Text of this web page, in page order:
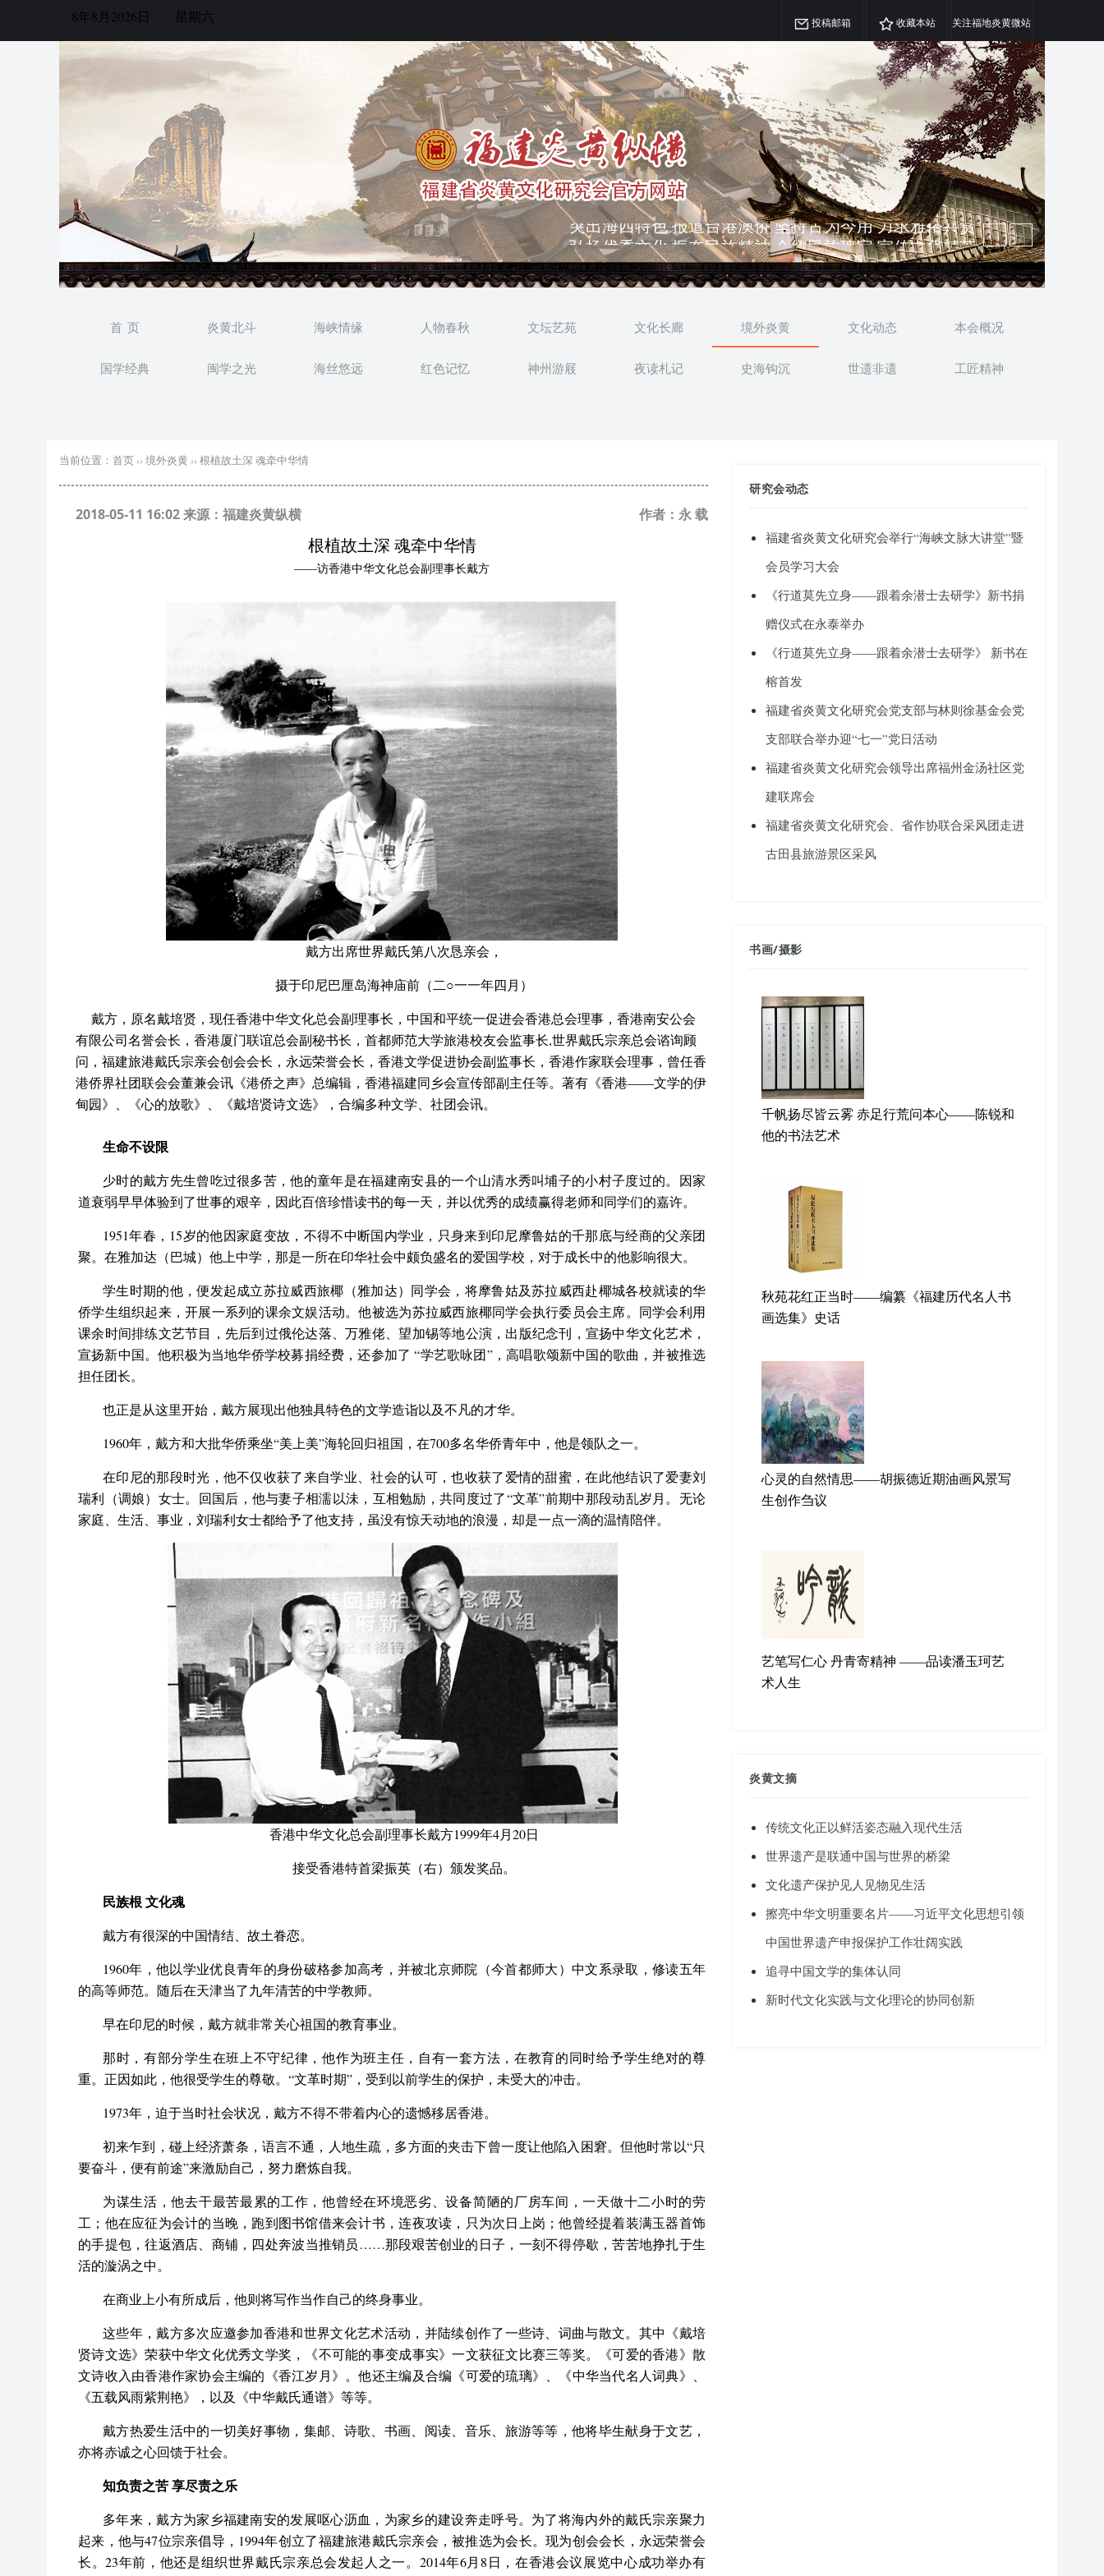
8年8月2026日 星期六 投稿邮箱 收藏本站 关注福地炎黄微站
弘扬优秀文化 振奋民族精神 介绍民族瑰宝 宣传中华精英
突出海西特色 报道台港澳侨 坚持古为今用 力求雅俗共赏
首 页 炎黄北斗 海峡情缘 人物春秋 文坛艺苑 文化长廊 境外炎黄 文化动态 本会概况
国学经典 闽学之光 海丝悠远 红色记忆 神州游屐 夜读札记 史海钩沉 世遗非遗 工匠精神
当前位置： 首页 ›› 境外炎黄 ›› 根植故土深 魂牵中华情
2018-05-11 16:02 来源：福建炎黄纵横
作者：永 载
根植故土深 魂牵中华情
——访香港中华文化总会副理事长戴方
戴方出席世界戴氏第八次恳亲会，
摄于印尼巴厘岛海神庙前（二○一一年四月）
戴方，原名戴培贤，现任香港中华文化总会副理事长，中国和平统一促进会香港总会理事，香港南安公会
有限公司名誉会长，香港厦门联谊总会副秘书长，首都师范大学旅港校友会监事长,世界戴氏宗亲总会谘询顾
问，福建旅港戴氏宗亲会创会会长，永远荣誉会长，香港文学促进协会副监事长，香港作家联会理事，曾任香
港侨界社团联会会董兼会讯《港侨之声》总编辑，香港福建同乡会宣传部副主任等。著有《香港——文学的伊
甸园》、《心的放歌》、《戴培贤诗文选》，合编多种文学、社团会讯。
生命不设限
少时的戴方先生曾吃过很多苦，他的童年是在福建南安县的一个山清水秀叫埔子的小村子度过的。因家
道衰弱早早体验到了世事的艰辛，因此百倍珍惜读书的每一天，并以优秀的成绩赢得老师和同学们的嘉许。
1951年春，15岁的他因家庭变故，不得不中断国内学业，只身来到印尼摩鲁姑的千那底与经商的父亲团
聚。在雅加达（巴城）他上中学，那是一所在印华社会中颇负盛名的爱国学校，对于成长中的他影响很大。
学生时期的他，便发起成立苏拉威西旅椰（雅加达）同学会，将摩鲁姑及苏拉威西赴椰城各校就读的华
侨学生组织起来，开展一系列的课余文娱活动。他被选为苏拉威西旅椰同学会执行委员会主席。同学会利用
课余时间排练文艺节目，先后到过俄伦达落、万雅佬、望加锡等地公演，出版纪念刊，宣扬中华文化艺术，
宣扬新中国。他积极为当地华侨学校募捐经费，还参加了 “学艺歌咏团”，高唱歌颂新中国的歌曲，并被推选
担任团长。
也正是从这里开始，戴方展现出他独具特色的文学造诣以及不凡的才华。
1960年，戴方和大批华侨乘坐“美上美”海轮回归祖国，在700多名华侨青年中，他是领队之一。
在印尼的那段时光，他不仅收获了来自学业、社会的认可，也收获了爱情的甜蜜，在此他结识了爱妻刘
瑞利（调娘）女士。回国后，他与妻子相濡以沬，互相勉励，共同度过了“文革”前期中那段动乱岁月。无论
家庭、生活、事业，刘瑞利女士都给予了他支持，虽没有惊天动地的浪漫，却是一点一滴的温情陪伴。
香港中华文化总会副理事长戴方1999年4月20日
接受香港特首梁振英（右）颁发奖品。
民族根 文化魂
戴方有很深的中国情结、故土眷恋。
1960年，他以学业优良青年的身份破格参加高考，并被北京师院（今首都师大）中文系录取，修读五年
的高等师范。随后在天津当了九年清苦的中学教师。
早在印尼的时候，戴方就非常关心祖国的教育事业。
那时，有部分学生在班上不守纪律，他作为班主任，自有一套方法，在教育的同时给予学生绝对的尊
重。正因如此，他很受学生的尊敬。“文革时期”，受到以前学生的保护，未受大的冲击。
1973年，迫于当时社会状况，戴方不得不带着内心的遗憾移居香港。
初来乍到，碰上经济萧条，语言不通，人地生疏，多方面的夹击下曾一度让他陷入困窘。但他时常以“只
要奋斗，便有前途”来激励自己，努力磨炼自我。
为谋生活，他去干最苦最累的工作，他曾经在环境恶劣、设备简陋的厂房车间，一天做十二小时的劳
工；他在应征为会计的当晚，跑到图书馆借来会计书，连夜攻读，只为次日上岗；他曾经提着装满玉器首饰
的手提包，往返酒店、商铺，四处奔波当推销员……那段艰苦创业的日子，一刻不得停歇，苦苦地挣扎于生
活的漩涡之中。
在商业上小有所成后，他则将写作当作自己的终身事业。
这些年，戴方多次应邀参加香港和世界文化艺术活动，并陆续创作了一些诗、词曲与散文。其中《戴培
贤诗文选》荣获中华文化优秀文学奖，《不可能的事变成事实》一文获征文比赛三等奖。《可爱的香港》散
文诗收入由香港作家协会主编的《香江岁月》。他还主编及合编《可爱的琉璃》、《中华当代名人词典》、
《五载风雨紫荆艳》，以及《中华戴氏通谱》等等。
戴方热爱生活中的一切美好事物，集邮、诗歌、书画、阅读、音乐、旅游等等，他将毕生献身于文艺，
亦将赤诚之心回馈于社会。
知负责之苦 享尽责之乐
多年来，戴方为家乡福建南安的发展呕心沥血，为家乡的建设奔走呼号。为了将海内外的戴氏宗亲聚力
起来，他与47位宗亲倡导，1994年创立了福建旅港戴氏宗亲会，被推选为会长。现为创会会长，永远荣誉会
长。23年前，他还是组织世界戴氏宗亲总会发起人之一。2014年6月8日，在香港会议展览中心成功举办有
研究会动态
福建省炎黄文化研究会举行“海峡文脉大讲堂”暨
会员学习大会
《行道莫先立身——跟着余潜士去研学》新书捐
赠仪式在永泰举办
《行道莫先立身——跟着余潜士去研学》 新书在
榕首发
福建省炎黄文化研究会党支部与林则徐基金会党
支部联合举办迎“七一”党日活动
福建省炎黄文化研究会领导出席福州金汤社区党
建联席会
福建省炎黄文化研究会、省作协联合采风团走进
古田县旅游景区采风
书画/摄影
千帆扬尽皆云雾 赤足行荒问本心——陈锐和
他的书法艺术
秋苑花红正当时——编纂《福建历代名人书
画选集》史话
心灵的自然情思——胡振德近期油画风景写
生创作刍议
艺笔写仁心 丹青寄精神 ——品读潘玉珂艺
术人生
炎黄文摘
传统文化正以鲜活姿态融入现代生活
世界遗产是联通中国与世界的桥梁
文化遗产保护见人见物见生活
擦亮中华文明重要名片——习近平文化思想引领
中国世界遗产申报保护工作壮阔实践
追寻中国文学的集体认同
新时代文化实践与文化理论的协同创新